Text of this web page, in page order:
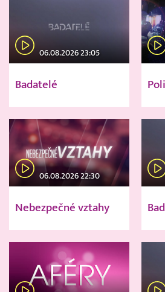
06.08.2026 23:05
Badatelé
06.08.2026 22:30
Nebezpečné vztahy